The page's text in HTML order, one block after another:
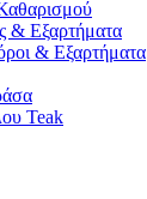
& Εξαρτήματα
& Εξαρτήματα
Teak